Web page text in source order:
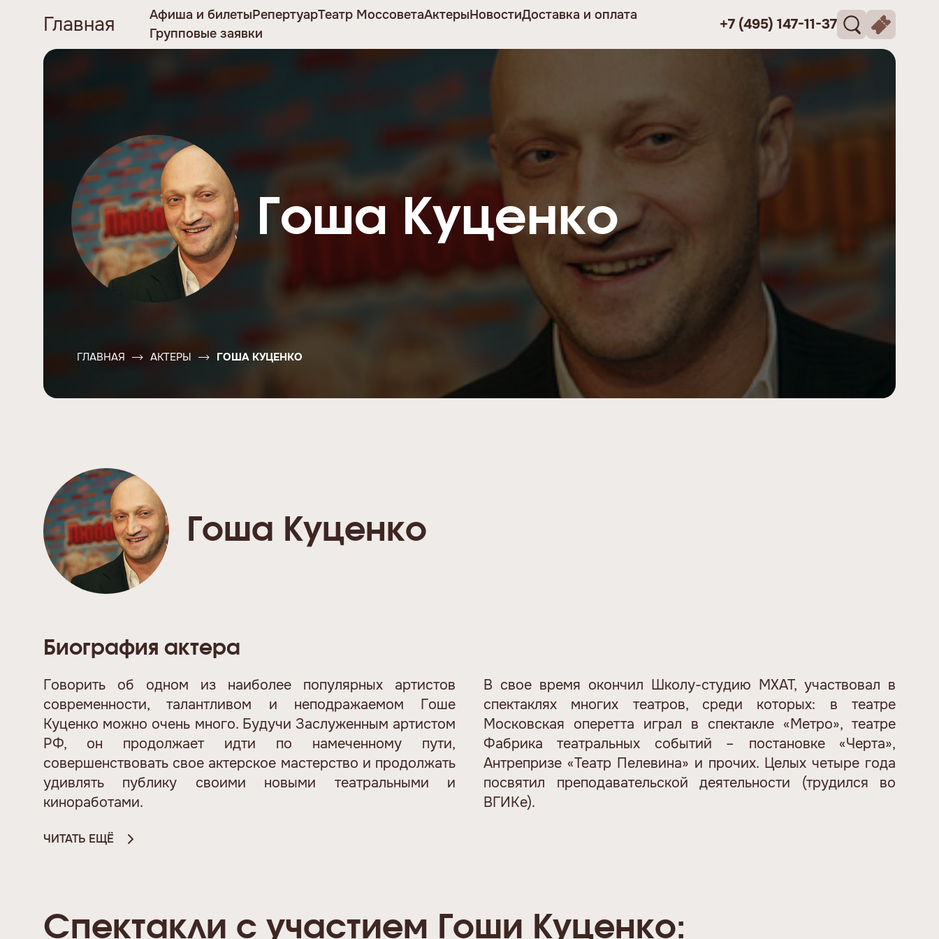
Главная Афиша и билетыРепертуарТеатр МоссоветаАктерыНовостиДоставка и оплата
Групповые заявки
+7 (495) 147-11-37
Гоша Куценко
ГЛАВНАЯ АКТЕРЫ ГОША КУЦЕНКО
Гоша Куценко
Биография актера
Говорить об одном из наиболее популярных артистов
современности, талантливом и неподражаемом Гоше
Куценко можно очень много. Будучи Заслуженным артистом
РФ, он продолжает идти по намеченному пути,
совершенствовать свое актерское мастерство и продолжать
удивлять публику своими новыми театральными и
киноработами.
В свое время окончил Школу-студию МХАТ, участвовал в
спектаклях многих театров, среди которых: в театре
Московская оперетта играл в спектакле «Метро», театре
Фабрика театральных событий – постановке «Черта»,
Антрепризе «Театр Пелевина» и прочих. Целых четыре года
посвятил преподавательской деятельности (трудился во
ВГИКе).
ЧИТАТЬ ЕЩЁ
Спектакли с участием Гоши Куценко: